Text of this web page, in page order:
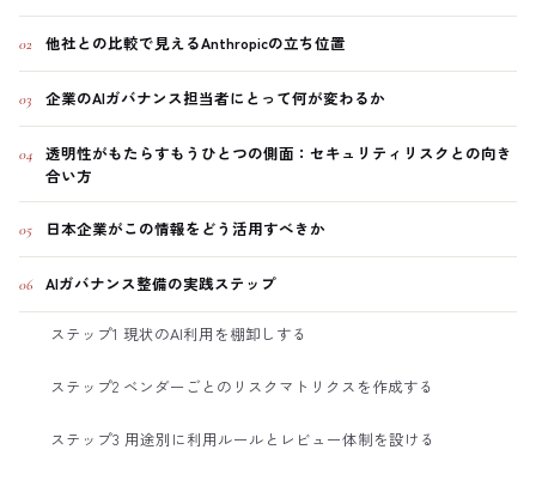
02 他社との比較で見えるAnthropicの立ち位置
03 企業のAIガバナンス担当者にとって何が変わるか
04
透明性がもたらすもうひとつの側面：セキュリティリスクとの向き
合い方
05 日本企業がこの情報をどう活用すべきか
06 AIガバナンス整備の実践ステップ
ステップ1 現状のAI利用を棚卸しする
ステップ2 ベンダーごとのリスクマトリクスを作成する
ステップ3 用途別に利用ルールとレビュー体制を設ける